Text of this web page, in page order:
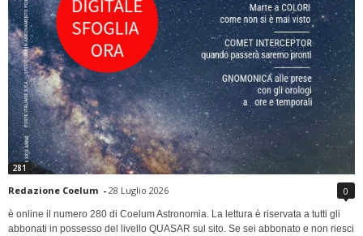
281
Redazione Coelum - 28 Luglio 2026 0
è online il numero 280 di Coelum Astronomia. La lettura è riservata a tutti gli
abbonati in possesso del livello QUASAR sul sito. Se sei abbonato e non riesci